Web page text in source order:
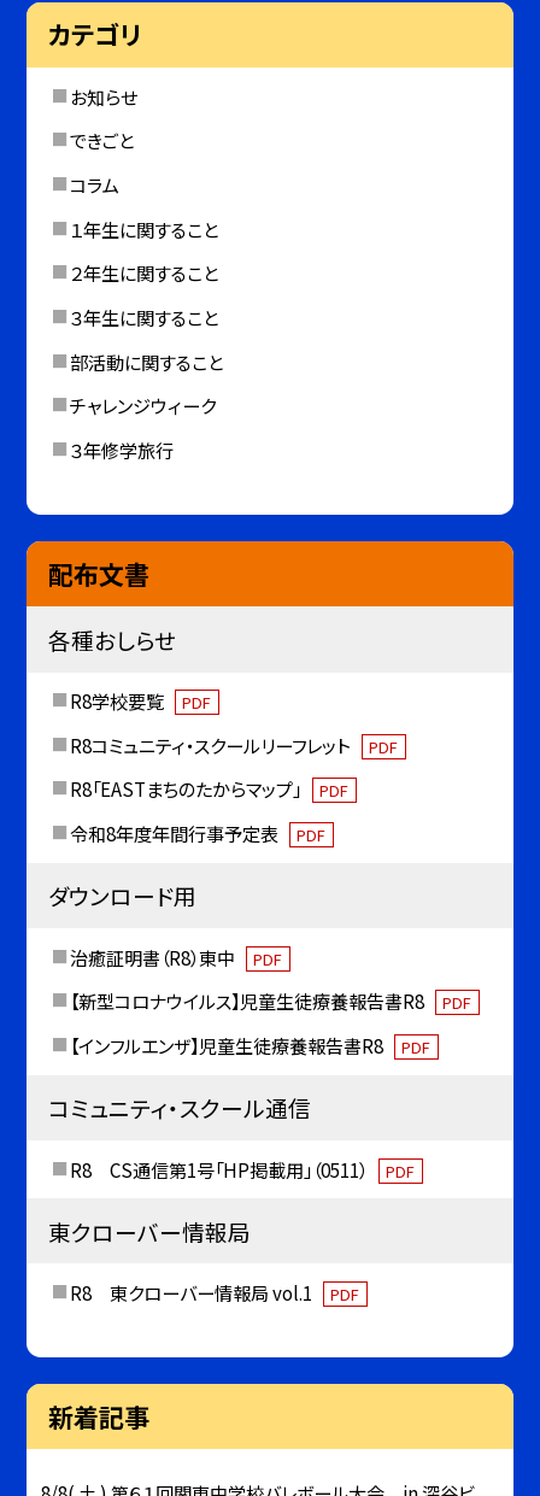
カテゴリ
お知らせ
できごと
コラム
１年生に関すること
２年生に関すること
３年生に関すること
部活動に関すること
チャレンジウィーク
３年修学旅行
配布文書
各種おしらせ
R8学校要覧 PDF
R8コミュニティ・スクールリーフレット PDF
R8「EASTまちのたからマップ」 PDF
令和8年度年間行事予定表 PDF
ダウンロード用
治癒証明書（R8）東中 PDF
【新型コロナウイルス】児童生徒療養報告書R8 PDF
【インフルエンザ】児童生徒療養報告書R8 PDF
コミュニティ・スクール通信
R8 CS通信第1号「HP掲載用」（0511） PDF
東クローバー情報局
R8 東クローバー情報局 vol.1 PDF
新着記事